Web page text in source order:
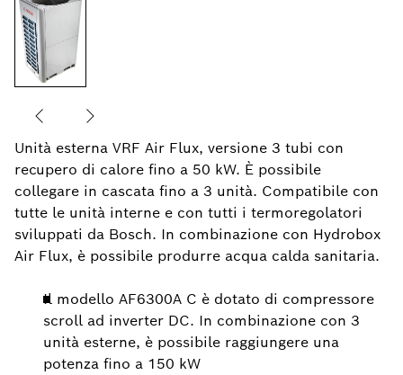
Unità esterna VRF Air Flux, versione 3 tubi con
recupero di calore fino a 50 kW. È possibile
collegare in cascata fino a 3 unità. Compatibile con
tutte le unità interne e con tutti i termoregolatori
sviluppati da Bosch. In combinazione con Hydrobox
Air Flux, è possibile produrre acqua calda sanitaria.
Il modello AF6300A C è dotato di compressore
scroll ad inverter DC. In combinazione con 3
unità esterne, è possibile raggiungere una
potenza fino a 150 kW